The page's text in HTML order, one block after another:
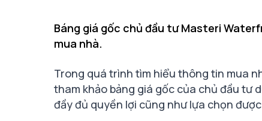
Báng giá gốc chủ đầu tư Masteri
mua nhà.
Trong quá trình tìm hiểu thông tin mua
tham khảo bảng giá gốc của chủ đầu tư
đầy đủ quyền lợi cũng như lựa chọn